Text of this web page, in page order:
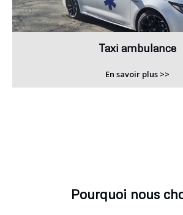
Taxi ambulance
En savoir plus >>
Pourquoi nous